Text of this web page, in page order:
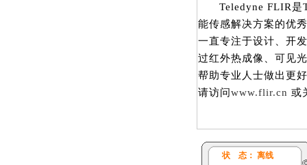
Teledyne FLIR是
能传感解决方案的优
一直专注于设计、开
过红外热成像、可见
帮助专业人士做出更
请访问www.flir.cn 或
状 态： 离线